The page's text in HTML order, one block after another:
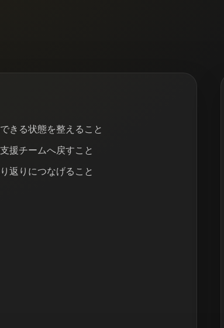
きる状態を整えること
援チームへ戻すこと
返りにつなげること